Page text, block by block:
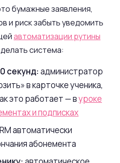
бумажные заявления,
и риск забыть уведомить
автоматизации рутины
система:
секунд: администратор
в карточке ученика,
это работает — вуроке
и подписках
автоматически
абонемента